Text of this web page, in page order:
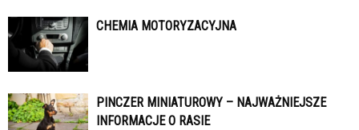
CHEMIA MOTORYZACYJNA
PINCZER MINIATUROWY – NAJWAŻNIEJSZE
INFORMACJE O RASIE